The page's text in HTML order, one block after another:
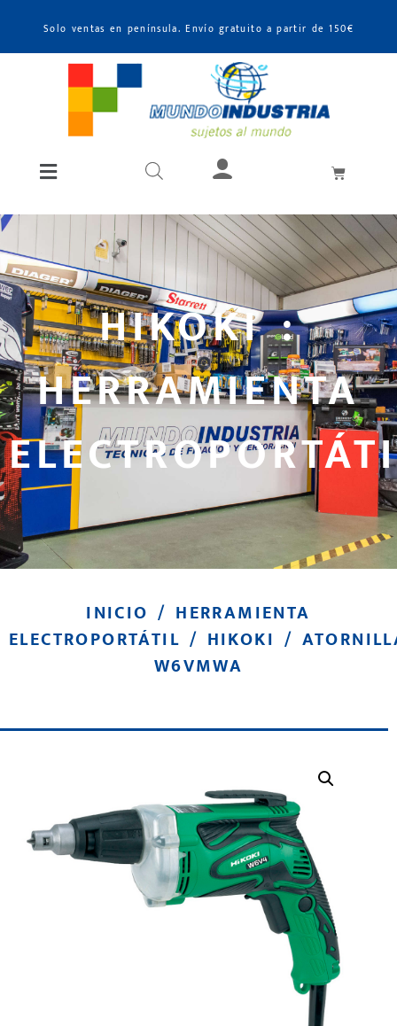
Solo ventas en península. Envío gratuito a partir de 150€
HIKOKI :
HERRAMIENTA
INICIO / HERRAMIENTA
ELECTROPORTÁTIL / HIKOKI /
W6VMWA